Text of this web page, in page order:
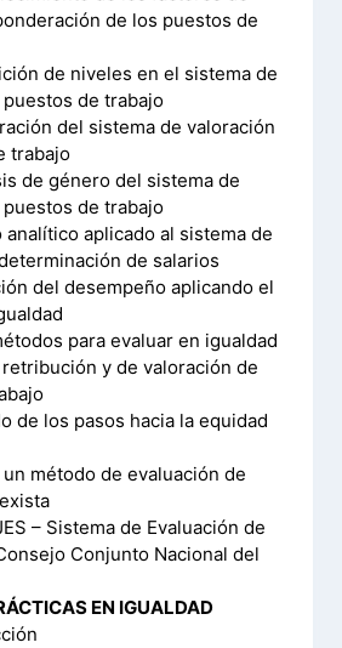
de los puestos de
de niveles en el sistema de
de trabajo
del sistema de valoración
trabajo
de género del sistema de
de trabajo
aplicado al sistema de
de salarios
del desempeño aplicando el
para evaluar en igualdad
y de valoración de
de los pasos hacia la equidad
método de evaluación de
– Sistema de Evaluación de
Conjunto Nacional del
EN IGUALDAD